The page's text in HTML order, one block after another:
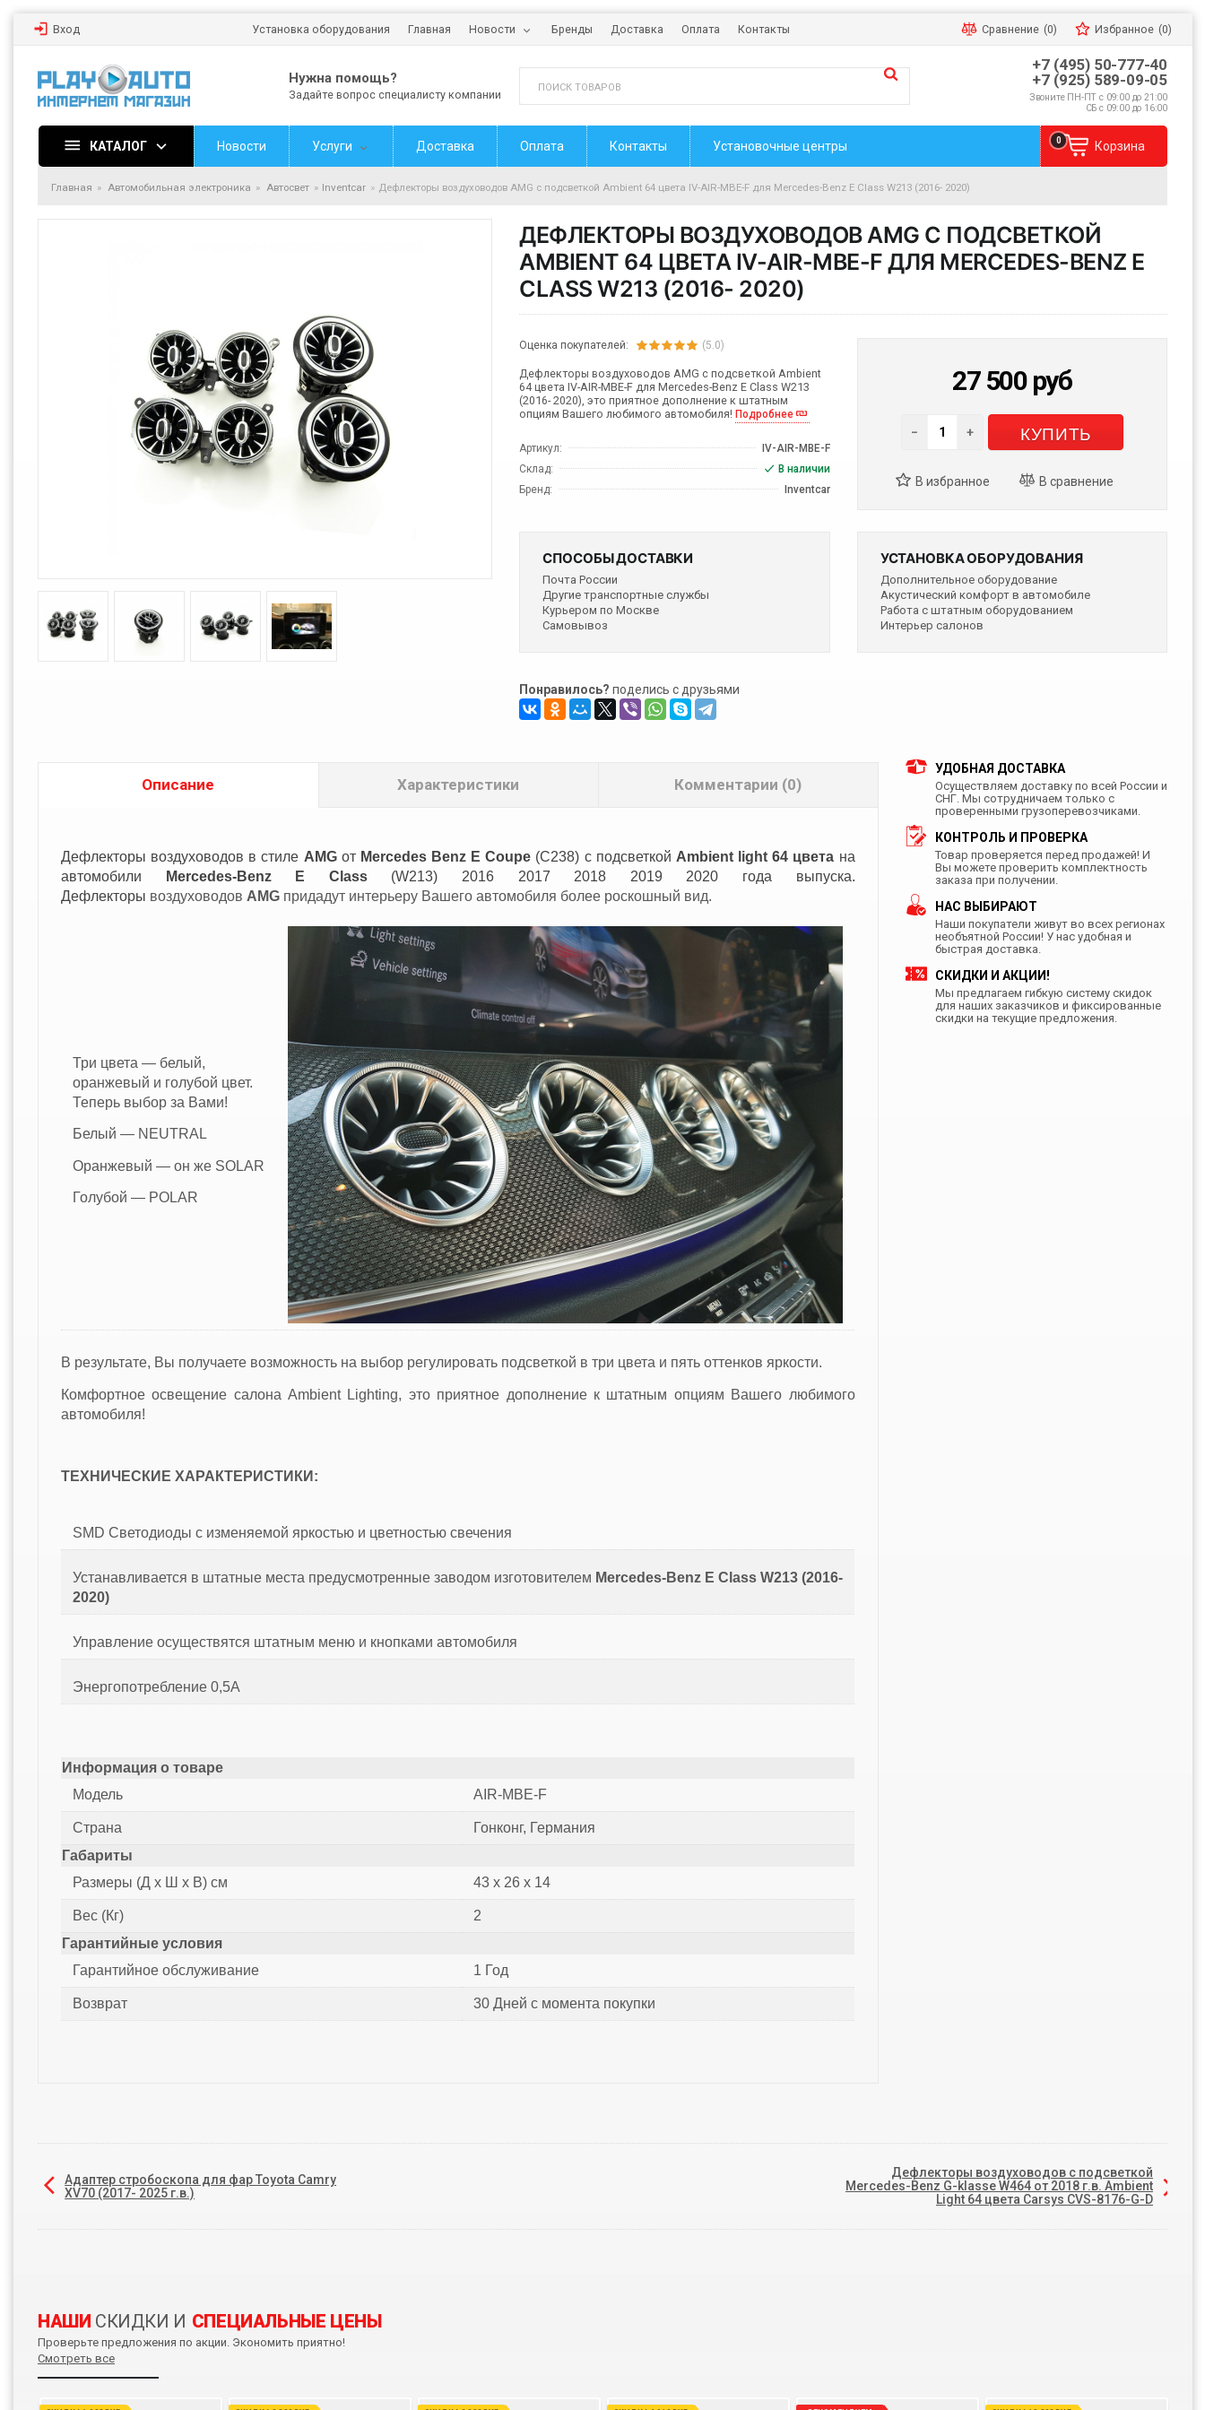
Вход Установка оборудования Главная Новости Бренды Доставка Оплата Контакты Сравнение (0) Избранное (0)
Нужна помощь?
Задайте вопрос специалисту компании
+7 (495) 50-777-40
+7 (925) 589-09-05
Звоните ПН-ПТ с 09:00 до 21:00
СБ с 09:00 до 16:00
КАТАЛОГ Новости Услуги Доставка Оплата Контакты Установочные центры Корзина
0
Главная Автомобильная электроника Автосвет Inventcar Дефлекторы воздуховодов AMG c подсветкой Ambient 64 цвета IV-AIR-MBE-F для Mercedes-Benz E Class W213 (2016- 2020)
ДЕФЛЕКТОРЫ ВОЗДУХОВОДОВ AMG C ПОДСВЕТКОЙ
AMBIENT 64 ЦВЕТА IV-AIR-MBE-F ДЛЯ MERCEDES-BENZ E
CLASS W213 (2016- 2020)
Оценка покупателей: (5.0)
Дефлекторы воздуховодов AMG c подсветкой Ambient
64 цвета IV-AIR-MBE-F для Mercedes-Benz E Class W213
(2016- 2020), это приятное дополнение к штатным
опциям Вашего любимого автомобиля!Подробнее
Артикул:
IV-AIR-MBE-F
Склад:
В наличии
Бренд:
Inventcar
27 500 руб
− + КУПИТЬ
СПОСОБЫ ДОСТАВКИ
Почта России
Другие транспортные службы
Курьером по Москве
Самовывоз
УСТАНОВКА ОБОРУДОВАНИЯ
Дополнительное оборудование
Акустический комфорт в автомобиле
Работа с штатным оборудованием
Интерьер салонов
Понравилось? поделись с друзьями
Описание Характеристики Комментарии (0)
Дефлекторы воздуховодов в стиле AMGот Mercedes Benz E Coupe (C238) с подсветкой Ambient light 64 цвета на
автомобили
Mercedes-Benz E Class(W213) 2016 2017 2018 2019 2020 года выпуска.
Дефлекторы воздуховодов AMG придадут интерьеру Вашего автомобиля более роскошный вид.
Три цвета — белый,
оранжевый и голубой цвет.
Теперь выбор за Вами!
Белый — NEUTRAL
Оранжевый — он же SOLAR
Голубой — POLAR
В результате, Вы получаете возможность на выбор регулировать подсветкой в три цвета и пять оттенков яркости.
Комфортное освещение салона Ambient Lighting, это приятное дополнение к штатным опциям Вашего любимого
автомобиля!
ТЕХНИЧЕСКИЕ ХАРАКТЕРИСТИКИ:
SMD Светодиоды с изменяемой яркостью и цветностью свечения
Устанавливается в штатные места предусмотренные заводом изготовителем Mercedes-Benz E Class W213 (2016-
2020)
Управление осуществятся штатным меню и кнопками автомобиля
Энергопотребление 0,5А
Информация о товаре
Модель
AIR-MBE-F
Страна
Гонконг, Германия
Габариты
Размеры (Д x Ш x В) см
43 х 26 х 14
Вес (Кг)
2
Гарантийные условия
Гарантийное обслуживание
1 Год
Возврат 30 Дней с момента покупки
УДОБНАЯ ДОСТАВКА
Осуществляем доставку по всей России и
СНГ. Мы сотрудничаем только с
проверенными грузоперевозчиками.
КОНТРОЛЬ И ПРОВЕРКА
Товар проверяется перед продажей! И
Вы можете проверить комплектность
заказа при получении.
НАС ВЫБИРАЮТ
Наши покупатели живут во всех регионах
необъятной России! У нас удобная и
быстрая доставка.
СКИДКИ И АКЦИИ!
Мы предлагаем гибкую систему скидок
для наших заказчиков и фиксированные
скидки на текущие предложения.
Адаптер стробоскопа для фар Toyota Camry
XV70 (2017- 2025 г.в.)
Дефлекторы воздуховодов c подсветкой
Mercedes-Benz G-klasse W464 от 2018 г.в. Ambient
Light 64 цвета Carsys CVS-8176-G-D
НАШИ СКИДКИ И СПЕЦИАЛЬНЫЕ ЦЕНЫ
Проверьте предложения по акции. Экономить приятно!
Смотреть все